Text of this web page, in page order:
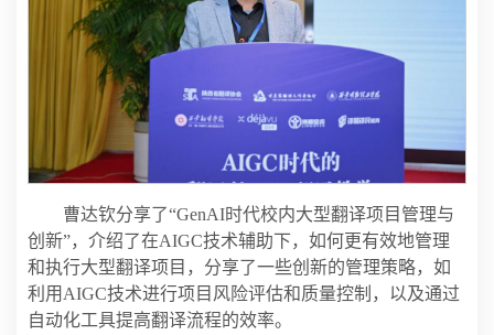
曹达钦分享了“GenAI时代校内大型翻译项目管理与
创新”，介绍了在AIGC技术辅助下，如何更有效地管理
和执行大型翻译项目，分享了一些创新的管理策略，如
利用AIGC技术进行项目风险评估和质量控制，以及通过
自动化工具提高翻译流程的效率。